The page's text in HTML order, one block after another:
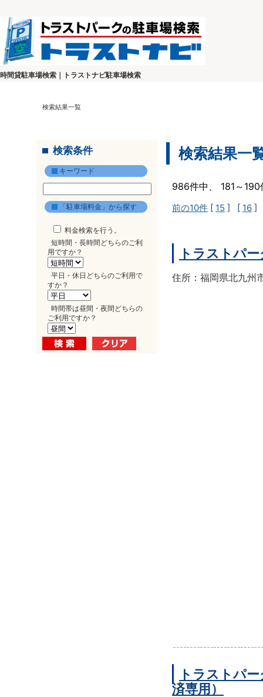
時間貸駐車場検索｜トラストナビ駐車場検索
検索結果一覧
検索条件
キーワード
「駐車場料金」から探す
料金検索を行う。
短時間・長時間どちらのご利
用ですか？
平日・休日どちらのご利用で
すか？
時間帯は昼間・夜間どちらの
ご利用ですか？
検索結果一
986件中、 181～
前の10件 [ 15 ] [ 16 ]
トラストパ
住所：福岡県北九州
トラストパ
済専用）